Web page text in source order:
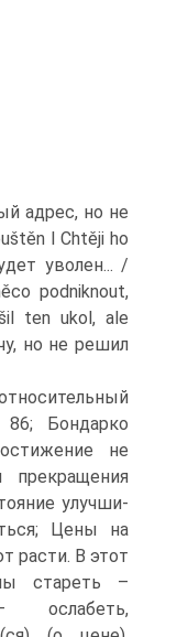
адрес, но не
l Chtěji ho
уво­лен... /
podniknout,
ten ukol, ale
но не решил
86; Бондарко
не
прекращения
улучши­
Цены на
расти. В этот
стареть –
ослабеть,